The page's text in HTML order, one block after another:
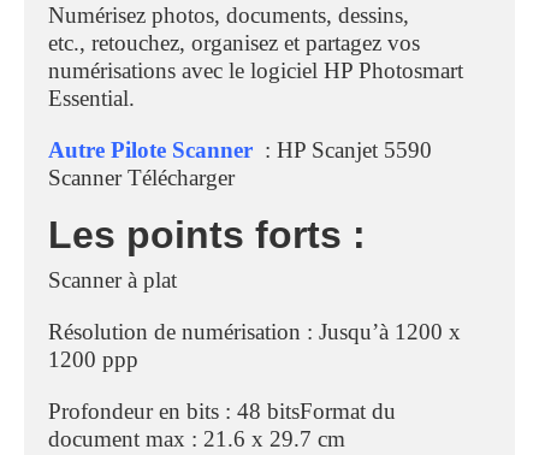
Numérisez photos, documents, dessins,
etc., retouchez, organisez et partagez vos
numérisations avec le logiciel HP Photosmart
Essential.
Autre Pilote Scanner : HP Scanjet 5590
Scanner Télécharger
Les points forts :
Scanner à plat
Résolution de numérisation : Jusqu’à 1200 x
1200 ppp
Profondeur en bits : 48 bitsFormat du
document max : 21.6 x 29.7 cm